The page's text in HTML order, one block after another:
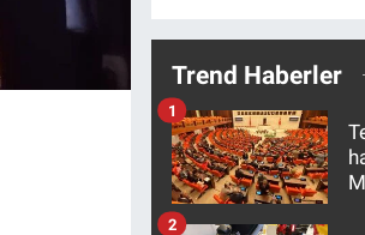
Trend Haberler
1
2